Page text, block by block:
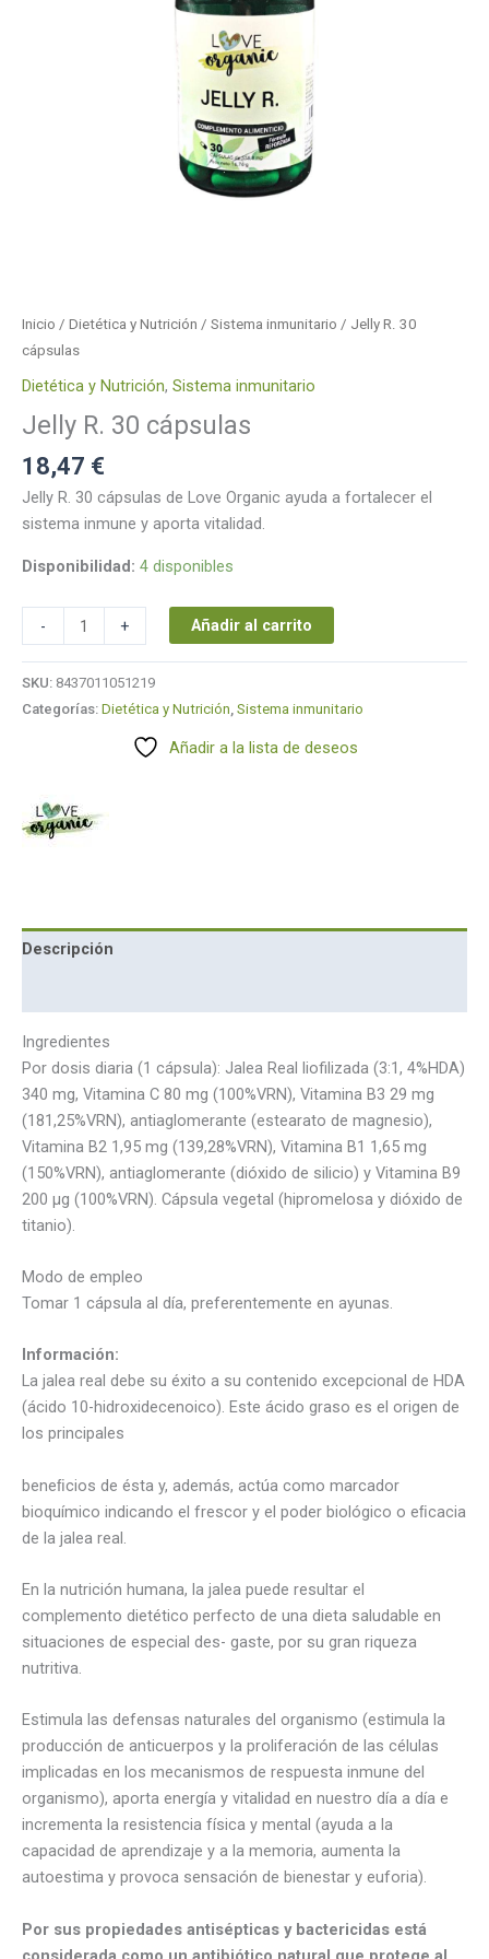
Inicio / Dietética y Nutrición / Sistema inmunitario / Jelly R. 30
cápsulas
Dietética y Nutrición, Sistema inmunitario
Jelly R. 30 cápsulas
18,47 €
Jelly R. 30 cápsulas de Love Organic ayuda a fortalecer el
sistema inmune y aporta vitalidad.
Disponibilidad: 4 disponibles
- + Añadir al carrito
SKU: 8437011051219
Categorías: Dietética y Nutrición Sistema inmunitario
Añadir a la lista de deseos
Descripción
Ingredientes
Por dosis diaria (1 cápsula): Jalea Real liofilizada (3:1, 4%HDA)
340 mg, Vitamina C 80 mg (100%VRN), Vitamina B3 29 mg
(181,25%VRN), antiaglomerante (estearato de magnesio),
Vitamina B2 1,95 mg (139,28%VRN), Vitamina B1 1,65 mg
(150%VRN), antiaglomerante (dióxido de silicio) y Vitamina B9
200 µg (100%VRN). Cápsula vegetal (hipromelosa y dióxido de
titanio).
Modo de empleo
Tomar 1 cápsula al día, preferentemente en ayunas.
Información:
La jalea real debe su éxito a su contenido excepcional de HDA
(ácido 10-hidroxidecenoico). Este ácido graso es el origen de
los principales
beneﬁcios de ésta y, además, actúa como marcador
bioquímico indicando el frescor y el poder biológico o eﬁcacia
de la jalea real.
En la nutrición humana, la jalea puede resultar el
complemento dietético perfecto de una dieta saludable en
situaciones de especial des- gaste, por su gran riqueza
nutritiva.
Estimula las defensas naturales del organismo (estimula la
producción de anticuerpos y la proliferación de las células
implicadas en los mecanismos de respuesta inmune del
organismo), aporta energía y vitalidad en nuestro día a día e
incrementa la resistencia física y mental (ayuda a la
capacidad de aprendizaje y a la memoria, aumenta la
autoestima y provoca sensación de bienestar y euforia).
Por sus propiedades antisépticas y bactericidas está